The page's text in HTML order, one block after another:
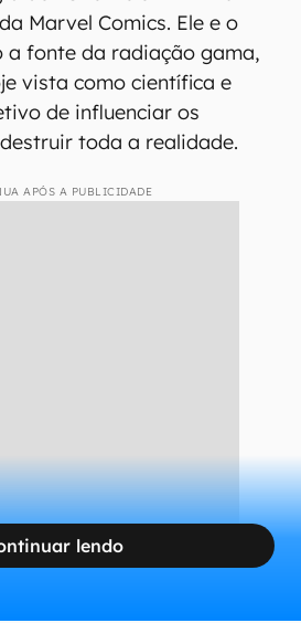
Marvel Comics. Ele e o
a fonte da radiação gama,
vista como científica e
de influenciar os
toda a realidade.
APÓS A PUBLICIDADE
lendo